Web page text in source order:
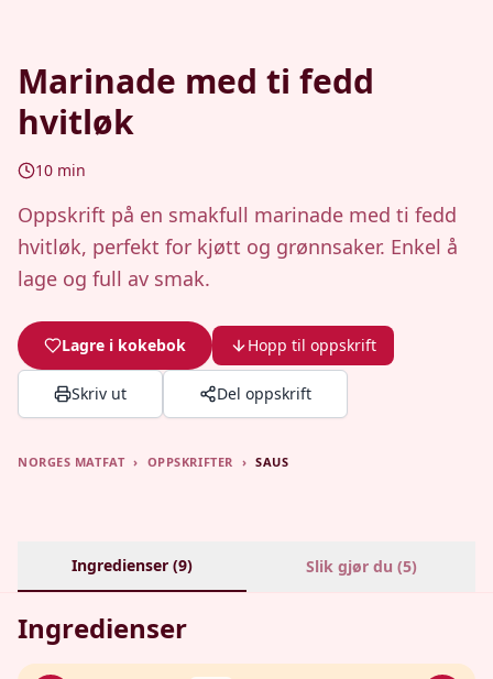
Marinade med ti fedd
hvitløk
10 min
Oppskrift på en smakfull marinade med ti fedd
hvitløk, perfekt for kjøtt og grønnsaker. Enkel å
lage og full av smak.
Lagre i kokebok Hopp til oppskrift
Skriv ut Del oppskrift
NORGES MATFAT › OPPSKRIFTER › SAUS
Ingredienser (9) Slik gjør du (5)
Ingredienser